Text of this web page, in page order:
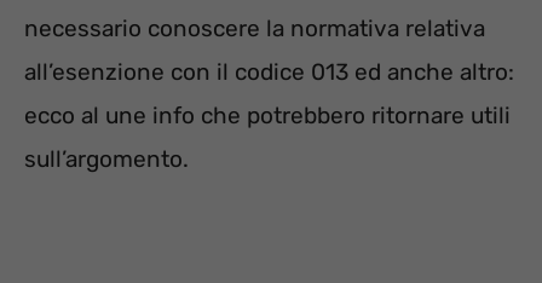
necessario conoscere la normativa relativa
all’esenzione con il codice 013 ed anche altro:
ecco al une info che potrebbero ritornare utili
sull’argomento.